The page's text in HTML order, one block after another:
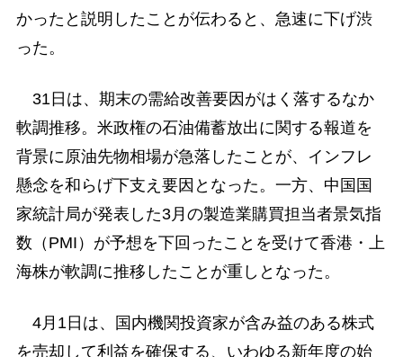
かったと説明したことが伝わると、急速に下げ渋
った。
31日は、期末の需給改善要因がはく落するなか
軟調推移。米政権の石油備蓄放出に関する報道を
背景に原油先物相場が急落したことが、インフレ
懸念を和らげ下支え要因となった。一方、中国国
家統計局が発表した3月の製造業購買担当者景気指
数（PMI）が予想を下回ったことを受けて香港・上
海株が軟調に推移したことが重しとなった。
4月1日は、国内機関投資家が含み益のある株式
を売却して利益を確保する、いわゆる新年度の始